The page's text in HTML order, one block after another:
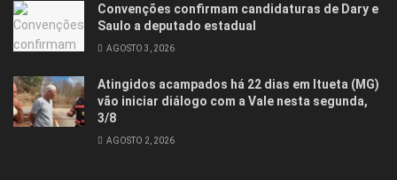
Convenções confirmam candidaturas de Dary e
Saulo a deputado estadual
AGOSTO 3, 2026
Atingidos acampados há 22 dias em Itueta (MG)
vão iniciar diálogo com a Vale nesta segunda,
3/8
AGOSTO 2, 2026